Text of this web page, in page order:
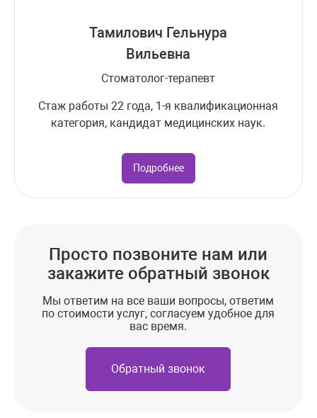
Тамилович Гельнура
Вильевна
Стоматолог-терапевт
Стаж работы 22 года, 1-я квалификационная
категория, кандидат медицинских наук.
Подробнее
Просто позвоните нам или
закажите обратный звонок
Мы ответим на все ваши вопросы, ответим
по стоимости услуг, согласуем удобное для
вас время.
Обратный звонок